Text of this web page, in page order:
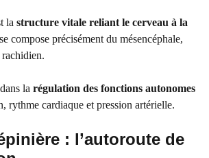
la structure vitale reliant le cerveau à la
compose précisément du mésencéphale,
la régulation des fonctions autonomes
rythme cardiaque et pression artérielle.
: l’autoroute de